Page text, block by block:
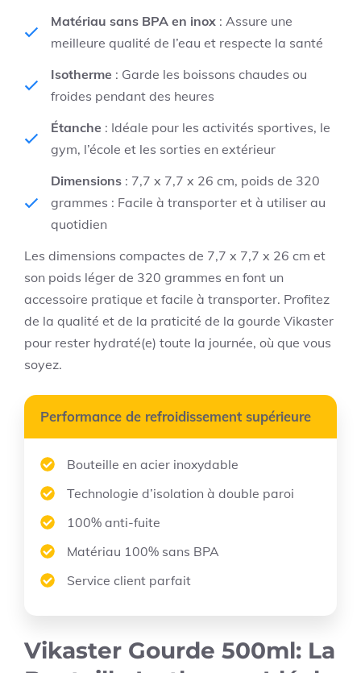
Matériau sans BPA en inox : Assure une
meilleure qualité de l’eau et respecte la santé
Isotherme : Garde les boissons chaudes ou
froides pendant des heures
Étanche : Idéale pour les activités sportives, le
gym, l’école et les sorties en extérieur
Dimensions : 7,7 x 7,7 x 26 cm, poids de 320
grammes : Facile à transporter et à utiliser au
quotidien
Les dimensions compactes de 7,7 x 7,7 x 26 cm et
son poids léger de 320 grammes en font un
accessoire pratique et facile à transporter. Profitez
de la qualité et de la praticité de la gourde Vikaster
pour rester hydraté(e) toute la journée, où que vous
soyez.
Performance de refroidissement supérieure
Bouteille en acier inoxydable
Technologie d’isolation à double paroi
100% anti-fuite
Matériau 100% sans BPA
Service client parfait
Vikaster Gourde 500ml: La